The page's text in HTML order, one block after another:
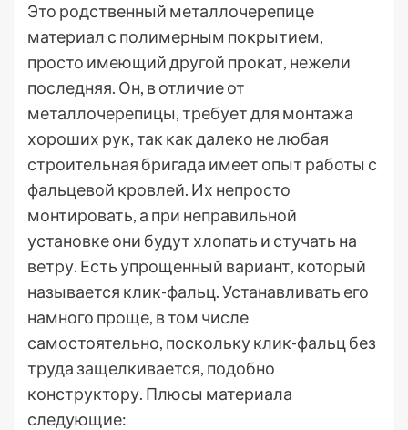
Это родственный металлочерепице
материал с полимерным покрытием,
просто имеющий другой прокат, нежели
последняя. Он, в отличие от
металлочерепицы, требует для монтажа
хороших рук, так как далеко не любая
строительная бригада имеет опыт работы с
фальцевой кровлей. Их непросто
монтировать, а при неправильной
установке они будут хлопать и стучать на
ветру. Есть упрощенный вариант, который
называется клик-фальц. Устанавливать его
намного проще, в том числе
самостоятельно, поскольку клик-фальц без
труда защелкивается, подобно
конструктору. Плюсы материала
следующие: